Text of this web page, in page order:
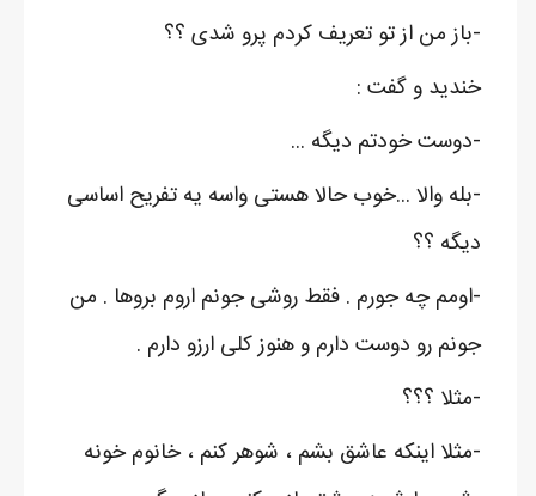
-باز من از تو تعریف کردم پرو شدی ؟؟
خندید و گفت :
-دوست خودتم دیگه ...
-بله والا ...خوب حالا هستی واسه یه تفریح اساسی
دیگه ؟؟
-اومم چه جورم . فقط روشی جونم اروم بروها . من
جونم رو دوست دارم و هنوز کلی ارزو دارم .
-مثلا ؟؟؟
-مثلا اینکه عاشق بشم ، شوهر کنم ، خانوم خونه